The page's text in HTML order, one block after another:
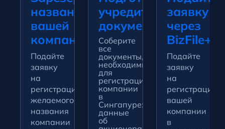
название
вашей
компании
Подайте
заявку
на
регистрацию
желаемого
названия
компании
учредительных
документов
Соберите
все
документы,
необходимые
для
регистрации
компании
в
Сингапуре:
данные
об
заявку
через
BizFile+
Подайте
заявку
на
регистрацию
вашей
компании
в